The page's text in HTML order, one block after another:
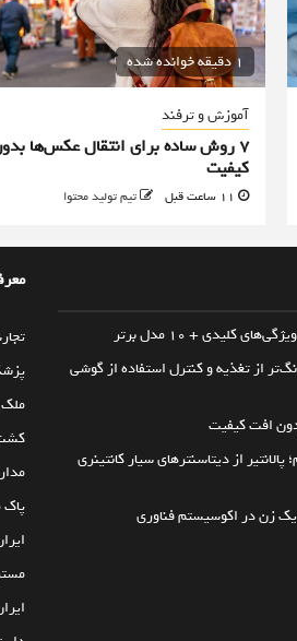
1 دقیقه خوانده شده
آموزش و ترفند
۷ روش ساده برای انتقال عکس‌ها
کیفیت
تیم تولید محتوا
کلیدی + 10 مدل برتر
از تغذیه و کنترل استفاده از گوشی
از دیتاسنترهای سیار کانتینری
یک زن در اکوسیستم فناوری